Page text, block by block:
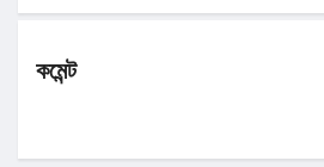
কমেন্ট